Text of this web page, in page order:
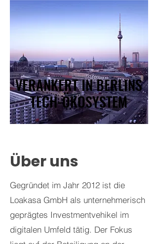
VERANKERT IN BERLINS
TECH-ÖKOSYSTEM
VERANKERT IN BERLINS
TECH-ÖKOSYSTEM
Über uns
Gegründet im Jahr 2012 ist die
Loakasa GmbH als unternehmerisch
geprägtes Investmentvehikel im
digitalen Umfeld tätig. Der Fokus